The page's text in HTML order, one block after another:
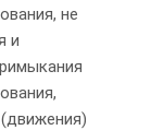
не
и